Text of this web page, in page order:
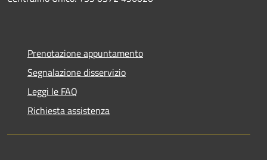
Prenotazione appuntamento
Segnalazione disservizio
Leggi le FAQ
Richiesta assistenza